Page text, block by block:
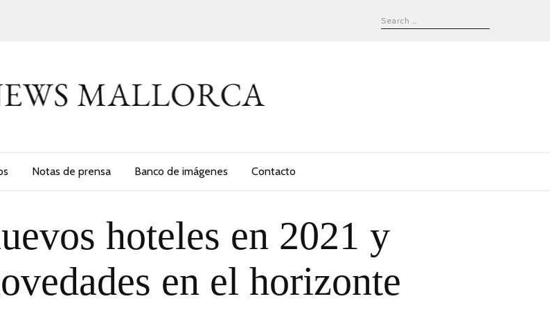
Notas de prensa Banco de imágenes Contacto
hoteles en 2021 y
en el horizonte